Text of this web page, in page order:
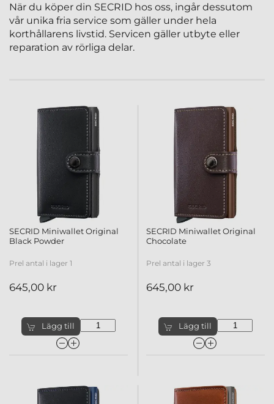
När du köper din SECRID hos oss, ingår dessutom
vår unika fria service som gäller under hela
korthållarens livstid. Servicen gäller utbyte eller
reparation av rörliga delar.
SECRID Miniwallet Original
Black Powder
Prel antal i lager 1
645,00 kr
Lägg till
SECRID Miniwallet Original
Chocolate
Prel antal i lager 3
645,00 kr
Lägg till